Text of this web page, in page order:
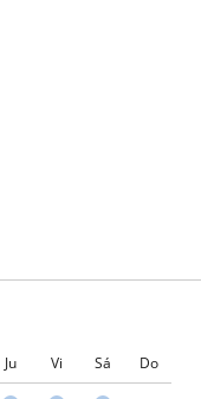
Ju Vi Sá Do